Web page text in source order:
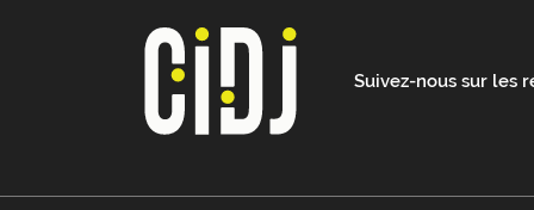
Suivez-nous sur les